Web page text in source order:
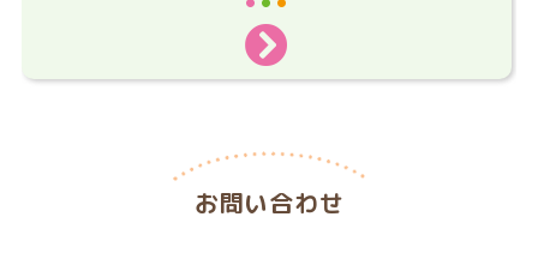
お問い合わせ